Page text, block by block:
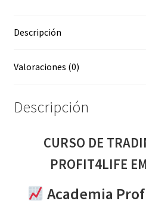
Descripción
Valoraciones (0)
Descripción
CURSO DE
PROFIT4LIFE
Academia